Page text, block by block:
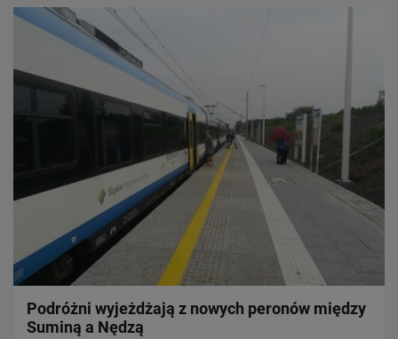
Podróżni wyjeżdżają z nowych peronów między
Suminą a Nędzą